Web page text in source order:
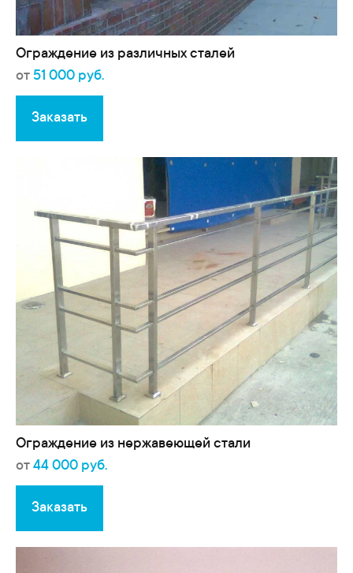
Ограждение из различных сталей
от 51 000 руб.
Заказать
Ограждение из нержавеющей стали
от 44 000 руб.
Заказать